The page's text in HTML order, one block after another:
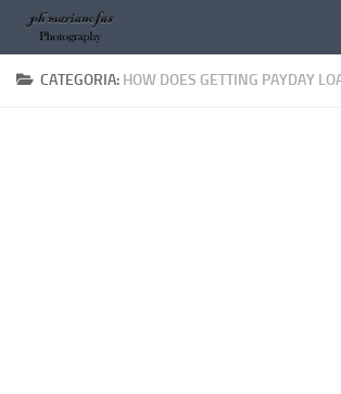
Salta al contenuto
CATEGORIA: HOW DOES GETTING PAYDAY